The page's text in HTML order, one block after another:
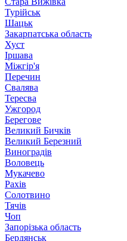
Турійськ
Шацьк
Закарпатська область
Хуст
Іршава
Міжгір'я
Перечин
Свалява
Тересва
Ужгород
Берегове
Великий Бичків
Великий Березний
Виноградів
Воловець
Мукачево
Рахів
Солотвино
Тячів
Чоп
Запорізька область
Бердянськ